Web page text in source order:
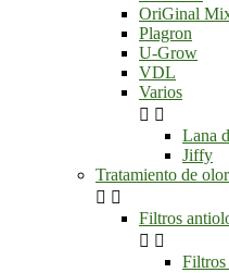
OriGinal
Plagron
U-Grow
VDL
Varios
 
Lana
Jiffy
Tratamiento de olor
 
Filtros
 
Filtros